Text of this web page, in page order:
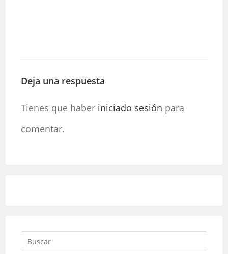
Deja una respuesta
Tienes que haber iniciado sesión para
comentar.